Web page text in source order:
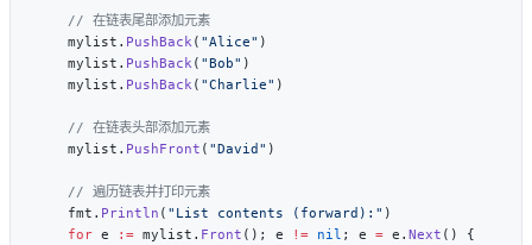
    mylist.
PushBack( "Alice"
    mylist.
PushBack( "Bob"
    mylist.
PushBack( "Charlie"
    mylist.
PushFront ( "David"
    fmt.
Println ( "List contents (forward):"
    for
e := mylist. Front (); e != nil ; e = e. Next